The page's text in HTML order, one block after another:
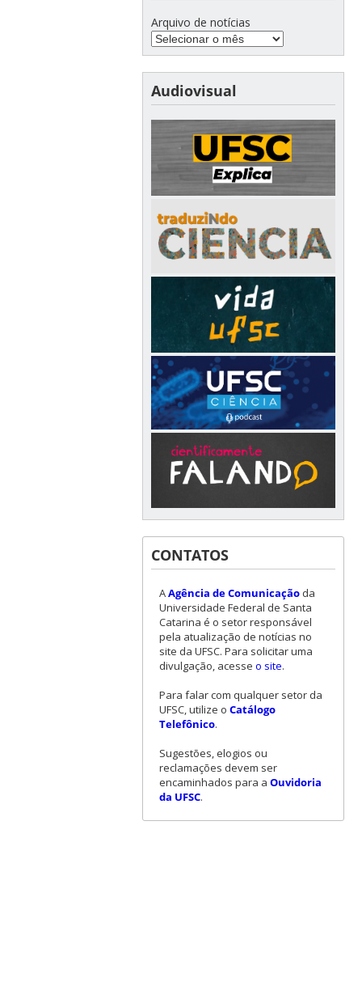
Arquivo de notícias
Audiovisual
CONTATOS
AAgência de Comunicaçãoda
Universidade Federal de Santa
Catarina é o setor responsável
pela atualização de notícias no
site da UFSC. Para solicitar uma
divulgação, acesse o site.
Para falar com qualquer setor da
UFSC, utilize o Catálogo
Telefônico.
Sugestões, elogios ou
reclamações devem ser
encaminhados para a Ouvidoria
da UFSC.